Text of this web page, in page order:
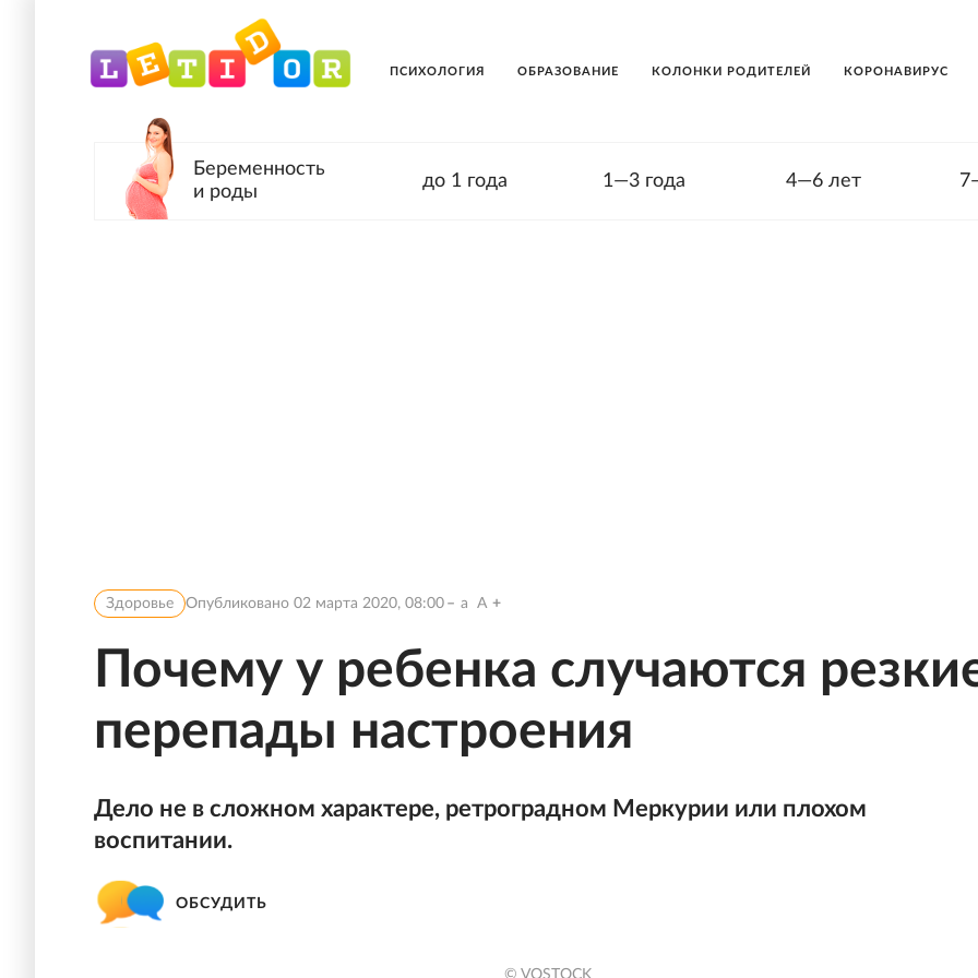
ПСИХОЛОГИЯ ОБРАЗОВАНИЕ КОЛОНКИ РОДИТЕЛЕЙ КОРОНАВИРУС
Беременность
и роды
до 1 года 1—3 года 4—6 лет
Здоровье Опубликовано 02 марта 2020, 08:00 a A
Почему у ребенка случаются
перепады настроения
Дело не в сложном характере, ретроградном Меркурии или плохом
воспитании.
ОБСУДИТЬ